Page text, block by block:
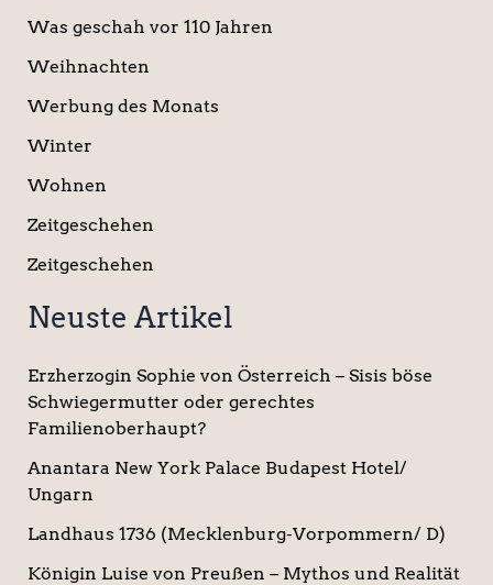
Was geschah vor 110 Jahren
Weihnachten
Werbung des Monats
Winter
Wohnen
Zeitgeschehen
Zeitgeschehen
Neuste Artikel
Erzherzogin Sophie von Österreich – Sisis böse
Schwiegermutter oder gerechtes
Familienoberhaupt?
Anantara New York Palace Budapest Hotel/
Ungarn
Landhaus 1736 (Mecklenburg-Vorpommern/ D)
Königin Luise von Preußen – Mythos und Realität